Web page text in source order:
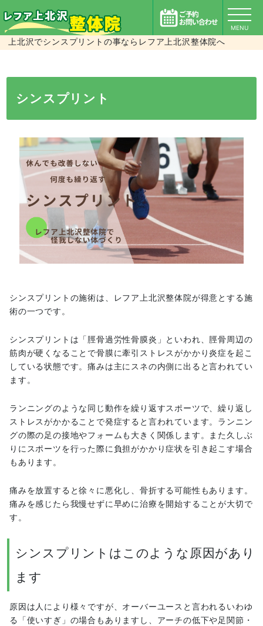
MENU
上北沢でシンスプリントの事ならレフア上北沢整体院へ
シンスプリント
シンスプリントの施術は、レフア上北沢整体院が得意とする施
術の一つです。
シンスプリントは「脛骨過労性骨膜炎」といわれ、脛骨周辺の
筋肉が硬くなることで骨膜に牽引ストレスがかかり炎症を起こ
している状態です。痛みは主にスネの内側に出ると言われてい
ます。
ランニングのような同じ動作を繰り返すスポーツで、繰り返し
ストレスがかかることで発症すると言われています。ランニン
グの際の足の接地やフォームも大きく関係します。また久しぶ
りにスポーツを行った際に負担がかかり症状を引き起こす場合
もあります。
痛みを放置すると徐々に悪化し、骨折する可能性もあります。
痛みを感じたら我慢せずに早めに治療を開始することが大切で
す。
シンスプリントはこのような原因があり
ます
原因は人により様々ですが、オーバーユースと言われるいわゆ
る「使いすぎ」の場合もありますし、アーチの低下や足関節・